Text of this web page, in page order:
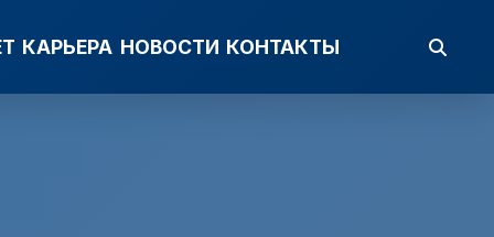
КАРЬЕРА НОВОСТИ КОНТАКТЫ